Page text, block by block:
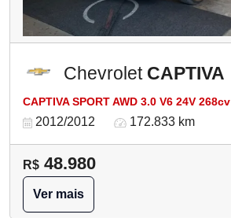
Chevrolet CAPTIVA
CAPTIVA SPORT AWD 3.0 V6 24V 268cv
2012/2012 172.833 km
R$ 48.980
Ver mais